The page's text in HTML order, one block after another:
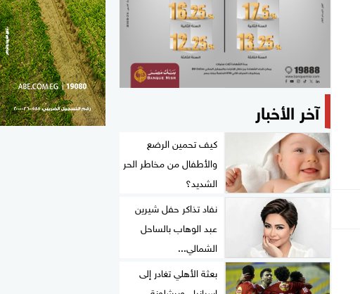
آخر الأخبار
كيف تحمين الرضع
والأطفال من مخاطر الحر
الشديد؟
نفاد تذاكر حفل شيرين
عبد الوهاب بالساحل
الشمالي...
بعثة الأهلي تغادر إلى